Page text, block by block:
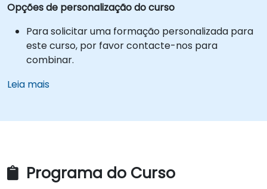
Opções de personalização do curso
Para solicitar uma formação personalizada para
este curso, por favor contacte-nos para
combinar.
Leia mais
Programa do Curso